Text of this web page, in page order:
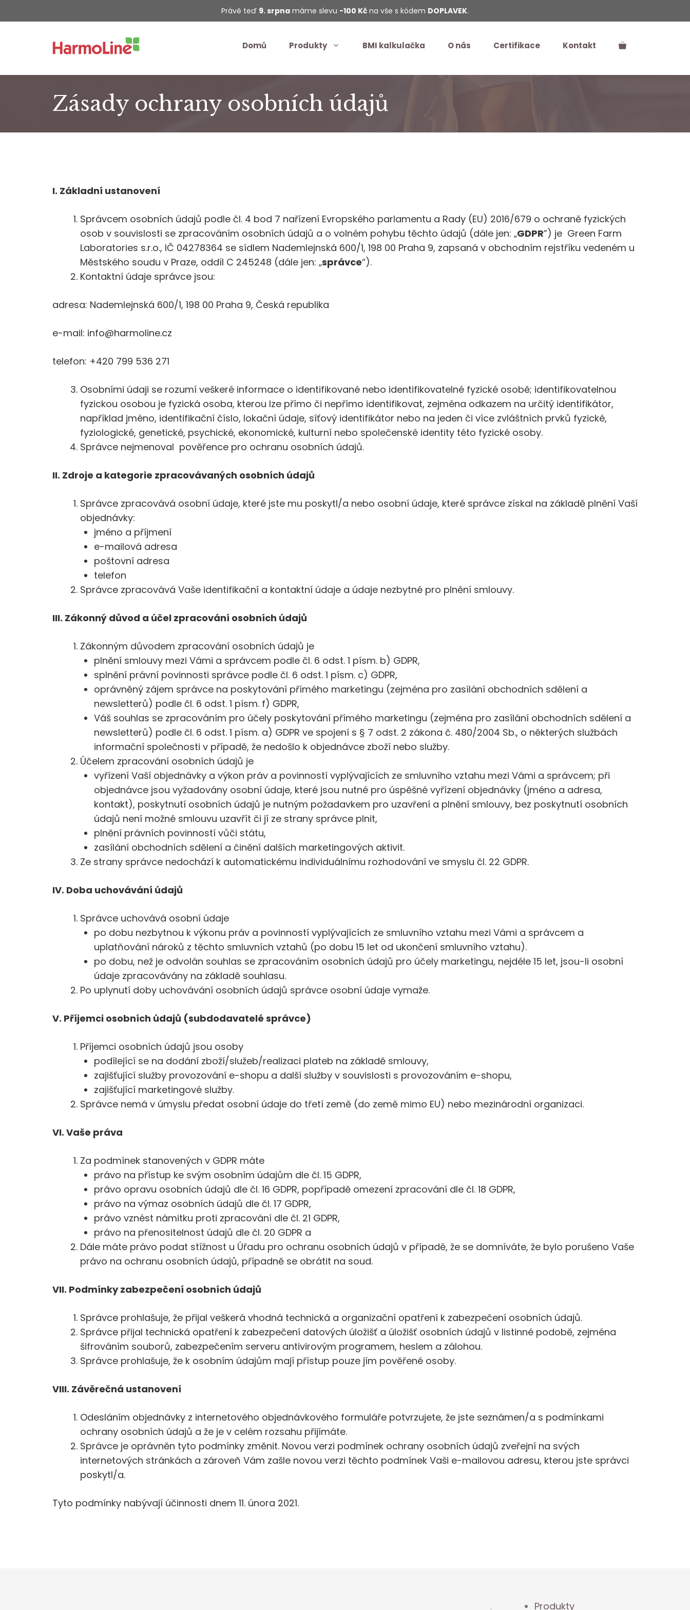
na
Právě teď 9. srpna máme slevu -100 Kč na vše s kódem DOPLAVEK.
Domů Produkty BMI kalkulačka O nás Certifikace Kontakt
Zásady ochrany osobních údajů
I. Základní ustanovení
Správcem osobních údajů podle čl. 4 bod 7 nařízení Evropského parlamentu a Rady (EU) 2016/679 o ochraně fyzických
osob v souvislosti se zpracováním osobních údajů a o volném pohybu těchto údajů (dále jen: „GDPR”) je Green Farm
Laboratories s.r.o., IČ 04278364 se sídlem Nademlejnská 600/1, 198 00 Praha 9, zapsaná v obchodním rejstříku vedeném u
Městského soudu v Praze, oddíl C 245248 (dále jen: „správce“).
Kontaktní údaje správce jsou:
adresa: Nademlejnská 600/1, 198 00 Praha 9, Česká republika
e-mail: info@harmoline.cz
telefon: +420 799 536 271
Osobními údaji se rozumí veškeré informace o identifikované nebo identifikovatelné fyzické osobě; identifikovatelnou
fyzickou osobou je fyzická osoba, kterou lze přímo či nepřímo identifikovat, zejména odkazem na určitý identifikátor,
například jméno, identifikační číslo, lokační údaje, síťový identifikátor nebo na jeden či více zvláštních prvků fyzické,
fyziologické, genetické, psychické, ekonomické, kulturní nebo společenské identity této fyzické osoby.
Správce nejmenoval pověřence pro ochranu osobních údajů.
II. Zdroje a kategorie zpracovávaných osobních údajů
Správce zpracovává osobní údaje, které jste mu poskytl/a nebo osobní údaje, které správce získal na základě plnění Vaší
objednávky:
jméno a příjmení
e-mailová adresa
poštovní adresa
telefon
Správce zpracovává Vaše identifikační a kontaktní údaje a údaje nezbytné pro plnění smlouvy.
III. Zákonný důvod a účel zpracování osobních údajů
Zákonným důvodem zpracování osobních údajů je
plnění smlouvy mezi Vámi a správcem podle čl. 6 odst. 1 písm. b) GDPR,
splnění právní povinnosti správce podle čl. 6 odst. 1 písm. c) GDPR,
oprávněný zájem správce na poskytování přímého marketingu (zejména pro zasílání obchodních sdělení a
newsletterů) podle čl. 6 odst. 1 písm. f) GDPR,
Váš souhlas se zpracováním pro účely poskytování přímého marketingu (zejména pro zasílání obchodních sdělení a
newsletterů) podle čl. 6 odst. 1 písm. a) GDPR ve spojení s § 7 odst. 2 zákona č. 480/2004 Sb., o některých službách
informační společnosti v případě, že nedošlo k objednávce zboží nebo služby.
Účelem zpracování osobních údajů je
vyřízení Vaší objednávky a výkon práv a povinností vyplývajících ze smluvního vztahu mezi Vámi a správcem; při
objednávce jsou vyžadovány osobní údaje, které jsou nutné pro úspěšné vyřízení objednávky (jméno a adresa,
kontakt), poskytnutí osobních údajů je nutným požadavkem pro uzavření a plnění smlouvy, bez poskytnutí osobních
údajů není možné smlouvu uzavřít či jí ze strany správce plnit,
plnění právních povinností vůči státu,
zasílání obchodních sdělení a činění dalších marketingových aktivit.
Ze strany správce nedochází k automatickému individuálnímu rozhodování ve smyslu čl. 22 GDPR.
IV. Doba uchovávání údajů
Správce uchovává osobní údaje
po dobu nezbytnou k výkonu práv a povinností vyplývajících ze smluvního vztahu mezi Vámi a správcem a
uplatňování nároků z těchto smluvních vztahů (po dobu 15 let od ukončení smluvního vztahu).
po dobu, než je odvolán souhlas se zpracováním osobních údajů pro účely marketingu, nejdéle 15 let, jsou-li osobní
údaje zpracovávány na základě souhlasu.
Po uplynutí doby uchovávání osobních údajů správce osobní údaje vymaže.
V. Příjemci osobních údajů (subdodavatelé správce)
Příjemci osobních údajů jsou osoby
podílející se na dodání zboží/služeb/realizaci plateb na základě smlouvy,
zajišťující služby provozování e-shopu a další služby v souvislosti s provozováním e-shopu,
zajišťující marketingové služby.
Správce nemá v úmyslu předat osobní údaje do třetí země (do země mimo EU) nebo mezinárodní organizaci.
VI. Vaše práva
Za podmínek stanovených v GDPR máte
právo na přístup ke svým osobním údajům dle čl. 15 GDPR,
právo opravu osobních údajů dle čl. 16 GDPR, popřípadě omezení zpracování dle čl. 18 GDPR,
právo na výmaz osobních údajů dle čl. 17 GDPR,
právo vznést námitku proti zpracování dle čl. 21 GDPR,
právo na přenositelnost údajů dle čl. 20 GDPR a
Dále máte právo podat stížnost u Úřadu pro ochranu osobních údajů v případě, že se domníváte, že bylo porušeno Vaše
právo na ochranu osobních údajů, případně se obrátit na soud.
VII. Podmínky zabezpečení osobních údajů
Správce prohlašuje, že přijal veškerá vhodná technická a organizační opatření k zabezpečení osobních údajů.
Správce přijal technická opatření k zabezpečení datových úložišť a úložišť osobních údajů v listinné podobě, zejména
šifrováním souborů, zabezpečením serveru antivirovým programem, heslem a zálohou.
Správce prohlašuje, že k osobním údajům mají přístup pouze jím pověřené osoby.
VIII. Závěrečná ustanovení
Odesláním objednávky z internetového objednávkového formuláře potvrzujete, že jste seznámen/a s podmínkami
ochrany osobních údajů a že je v celém rozsahu přijímáte.
Správce je oprávněn tyto podmínky změnit. Novou verzi podmínek ochrany osobních údajů zveřejní na svých
internetových stránkách a zároveň Vám zašle novou verzi těchto podmínek Vaši e-mailovou adresu, kterou jste správci
poskytl/a.
Tyto podmínky nabývají účinnosti dnem 11. února 2021.
Produkty